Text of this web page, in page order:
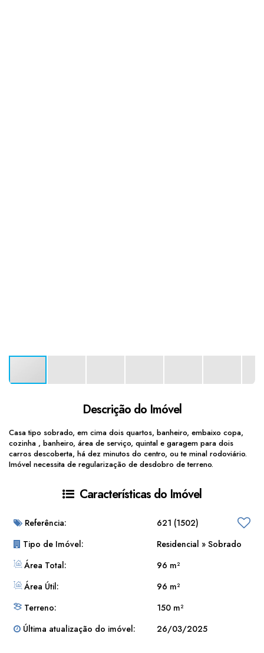
Descrição do Imóvel
Casa tipo sobrado, em cima dois quartos, banheiro, embaixo copa,
cozinha , banheiro, área de serviço, quintal e garagem para dois
carros descoberta, há dez minutos do centro, ou te minal rodoviário.
Imóvel necessita de regularização de desdobro de terreno.
Características do Imóvel
Referência: 621 (1502)
Tipo de Imóvel:
Residencial » Sobrado
Área Total:
96 m²
Área Útil:
96 m²
Terreno:
150 m²
Última atualização do imóvel:
26/03/2025